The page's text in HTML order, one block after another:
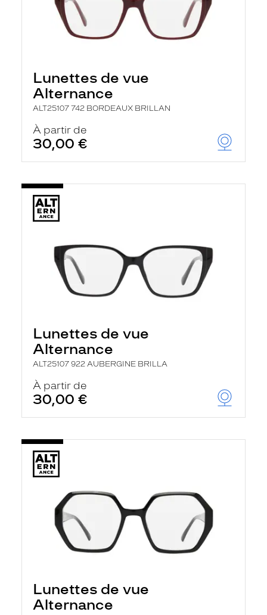
Lunettes de vue
Alternance
ALT25107 742 BORDEAUX BRILLAN
À partir de
30,00 €
Lunettes de vue
Alternance
ALT25107 922 AUBERGINE BRILLA
À partir de
30,00 €
Lunettes de vue
Alternance